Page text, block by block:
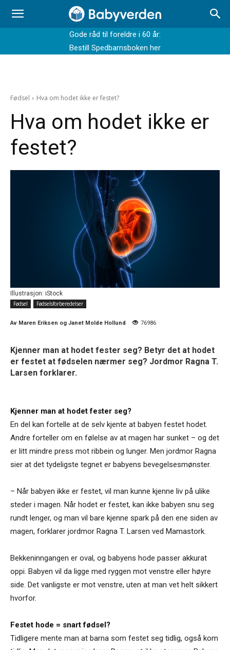
Gode råd til foreldre i 60 år:
Bestill Spedbarnsboken her
Fødsel Hva om hodet ikke er festet?
Hva om hodet ikke er
festet?
Illustrasjon: iStock
Fødsel
Fødselsforberedelser
Av Maren Eriksen og Janet Molde Hollund 76986
Kjenner man at hodet fester seg? Betyr det at hodet
er festet at fødselen nærmer seg? Jordmor Ragna T.
Larsen forklarer.
Kjenner man at hodet fester seg?
En del kan fortelle at de selv kjente at babyen festet hodet.
Andre forteller om en følelse av at magen har sunket – og det
er litt mindre press mot ribbein og lunger. Men jordmor Ragna
sier at det tydeligste tegnet er babyens bevegelsesmønster.
– Når babyen ikke er festet, vil man kunne kjenne liv på ulike
steder i magen. Når hodet er festet, kan ikke babyen snu seg
rundt lenger, og man vil bare kjenne spark på den ene siden av
magen, forklarer jordmor Ragna T. Larsen ved Mamastork.
Bekkeninngangen er oval, og babyens hode passer akkurat
oppi. Babyen vil da ligge med ryggen mot venstre eller høyre
side. Det vanligste er mot venstre, uten at man vet helt sikkert
hvorfor.
Festet hode = snart fødsel?
Tidligere mente man at barna som festet seg tidlig, også kom